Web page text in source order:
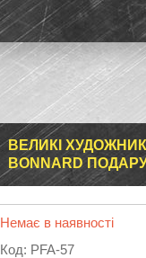
ВЕЛИКІ
BONNARD
Немає в наявності
Код: PFA-57